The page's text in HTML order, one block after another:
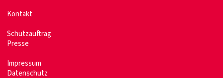
Kontakt
Schutzauftrag
Presse
Impressum
Datenschutz